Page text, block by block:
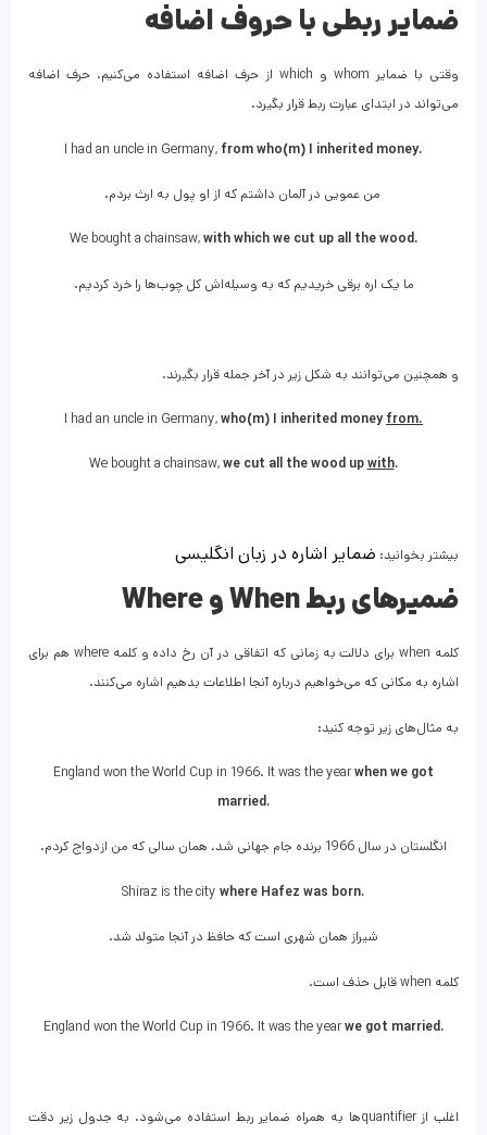
ضمایر ربطی با حروف اضافه
وقتی با ضمایر whom و which از حرف اضافه استفاده می‌کنیم، حرف اضافه
می‌تواند در ابتدای عبارت ربط قرار بگیرد.
I had an uncle in Germany, from who(m) I inherited money.
من عمویی در آلمان داشتم که از او پول به ارث بردم.
We bought a chainsaw,with which we cut up all the wood.
ما یک اره برقی خریدیم که به وسیله‌اش کل چوب‌ها را خرد کردیم.
و همچنین می‌توانند به شکل زیر در آخر جمله قرار بگیرند.
I had an uncle in Germany,who(m) I inherited moneyfrom.
We bought a chainsaw,we cut all the wood upwith.
بیشتر بخوانید: ضمایر اشاره در زبان انگلیسی
ضمیرهای ربطWhenوWhere
کلمه when برای دلالت به زمانی که اتفاقی در آن رخ داده و کلمه where هم برای
اشاره به مکانی که می‌خواهیم درباره آنجا اطلاعات بدهیم اشاره می‌کنند.
به مثال‌های زیر توجه کنید:
England won the World Cup in 1966. It was the yearwhen we got
married.
انگلستان در سال 1966 برنده جام جهانی شد، همان سالی که من ازدواج کردم.
Shiraz is the city where Hafez was born.
شیراز همان شهری است که حافظ در آنجا متولد شد.
کلمه when قابل حذف است.
England won the World Cup in 1966. It was the yearwe got married.
اغلب از quantifierها به همراه ضمایر ربط استفاده می‌شود. به جدول زیر دقت